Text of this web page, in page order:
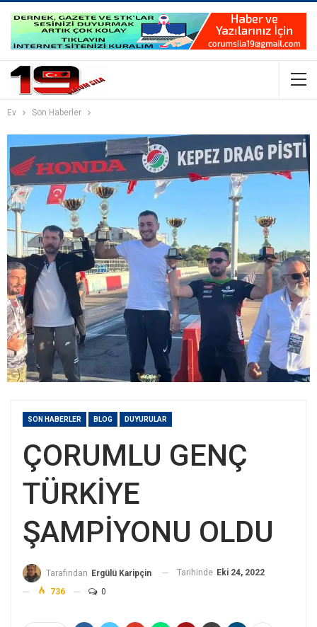
Ev Son Haberler
SON HABERLER BLOG DUYURULAR
ÇORUMLU GENÇ
TÜRKİYE
ŞAMPİYONU OLDU
Tarafından Ergülü Karipçin Tarihinde Eki 24, 2022
736
0